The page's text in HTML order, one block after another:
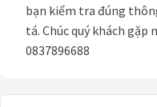
bạn kiểm tra đúng
tá. Chúc quý khách gặp
0837896688